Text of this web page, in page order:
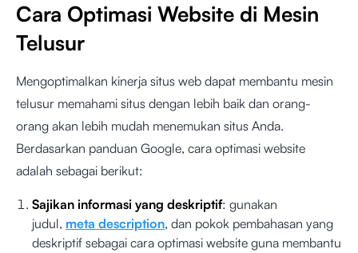
Cara Optimasi Website di Mesin
Telusur
Mengoptimalkan kinerja situs web dapat membantu mesin
telusur memahami situs dengan lebih baik dan orang-
orang akan lebih mudah menemukan situs Anda.
Berdasarkan panduan Google, cara optimasi website
adalah sebagai berikut:
Sajikan informasi yang deskriptif: gunakan
judul, meta description, dan pokok pembahasan yang
deskriptif sebagai cara optimasi website guna membantu